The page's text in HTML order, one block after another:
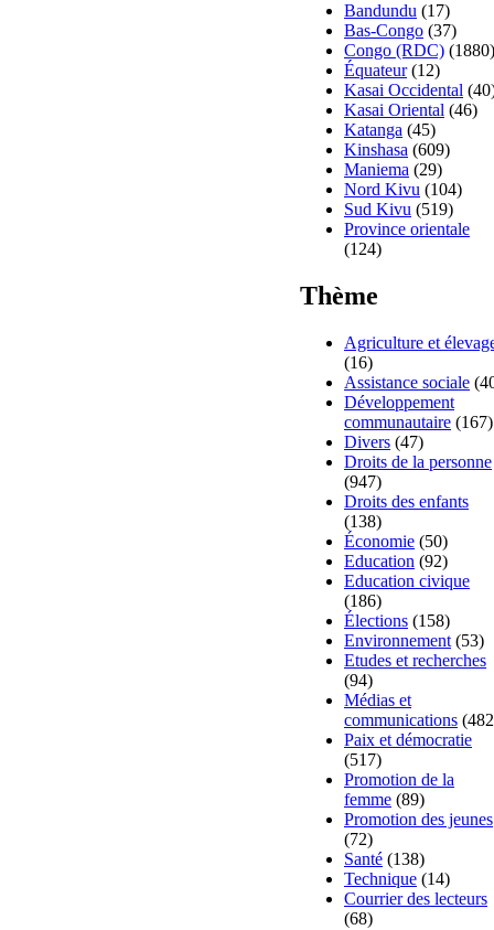
Bandundu (17)
Bas-Congo (37)
Congo (RDC) (1880)
Équateur(12)
Kasai Occidental
Kasai Oriental (46)
Katanga (45)
Kinshasa (609)
Maniema (29)
Nord Kivu (104)
Sud Kivu (519)
Province orientale
(124)
Thème
Agriculture et
(16)
Assistance sociale
Développement
communautaire (167)
Divers (47)
Droits de la personne
(947)
Droits des enfants
(138)
Économie (50)
Education (92)
Education civique
(186)
Élections (158)
Environnement (53)
Etudes et recherches
(94)
Médias et
communications
Paix et démocratie
(517)
Promotion de la
femme (89)
Promotion des jeunes
(72)
Santé (138)
Technique (14)
Courrier des lecteurs
(68)